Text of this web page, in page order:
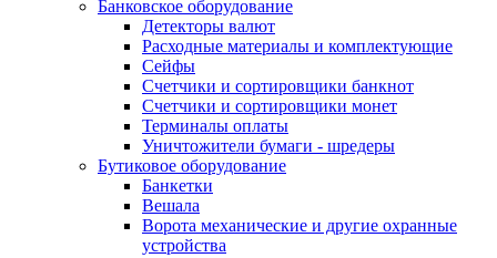
Банковское оборудование
Детекторы валют
Расходные материалы и комплектующие
Сейфы
Счетчики и сортировщики банкнот
Счетчики и сортировщики монет
Терминалы оплаты
Уничтожители бумаги - шредеры
Бутиковое оборудование
Банкетки
Вешала
Ворота механические и другие охранные
устройства